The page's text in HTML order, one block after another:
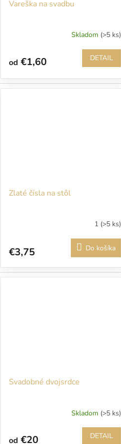
Vareška na svadbu
Skladom (>5 ks)
od €1,60 DETAIL
Zlaté čísla na stôl
1 (>5 ks)
€3,75 Do košíka
Svadobné dvojsrdce
Skladom (>5 ks)
od €20 DETAIL